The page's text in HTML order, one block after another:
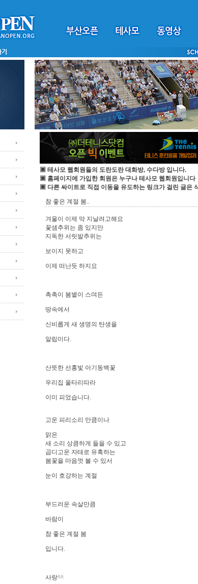
▣ 테사모 웹회원들의 도란도란 대화방, 수다방 입니다.
▣ 홈페이지에 가입한 회원은 누구나 테사모 웹회원입니다
▣ 다른 싸이트로 직접 이동을 유도하는 링크가 걸린 글은
참 좋은 계절 봄..
겨울이 이제 막 지날려고해요
꽃샘추위는 좀 있지만
지독한 서릿발추위는
보이지 못하고
이제 떠난듯 하지요
촉촉이 봄볕이 스며든
땅속에서
신비롭게 새 생명의 탄생을
알립미다.
산뜻한 선홍빛 아기동백꽃
우리집 울타리따라
이미 피었습니다.
고운 피리소리 만큼이나
맑은
새 소리 상큼하게 들을 수 있고
곱디고운 자태로 유혹하는
봄꽃을 마음껏 볼 수 있서
눈이 호강하는 계절
부드러운 속살만큼
바람이
참 좋은 계절 봄
입니다.
사랑^^